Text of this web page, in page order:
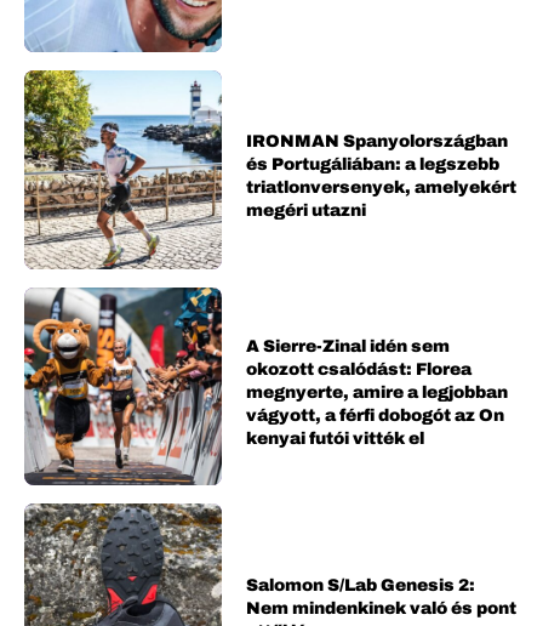
IRONMAN Spanyolországban
és Portugáliában: a legszebb
triatlonversenyek, amelyekért
megéri utazni
A Sierre-Zinal idén sem
okozott csalódást: Florea
megnyerte, amire a legjobban
vágyott, a férfi dobogót az On
kenyai futói vitték el
Salomon S/Lab Genesis 2:
Nem mindenkinek való és pont